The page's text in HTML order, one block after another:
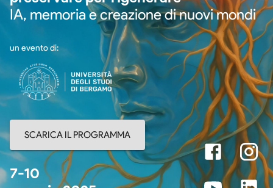
IA, memoria e creazione di nuovi mondi
un evento di:
SCARICA IL PROGRAMMA
7-10